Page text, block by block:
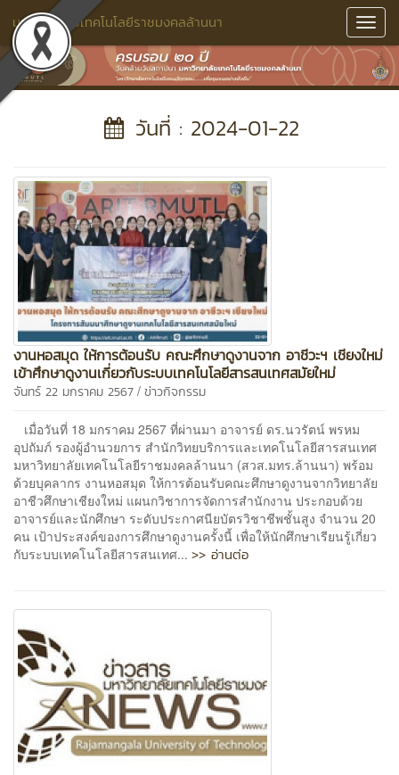
มหาวิทยาลัยเทคโนโลยีราชมงคลล้านนา
วันที่ : 2024-01-22
งานหอสมุด ให้การต้อนรับ คณะศึกษาดูงานจาก อาชีวะฯ เชียงใหม่
เข้าศึกษาดูงานเกี่ยวกับระบบเทคโนโลยีสารสนเทศสมัยใหม่
จันทร์ 22 มกราคม 2567 / ข่าวกิจกรรม
เมื่อวันที่ 18 มกราคม 2567 ที่ผ่านมา อาจารย์ ดร.นวรัตน์ พรหม
อุปถัมภ์ รองผู้อำนวยการ สำนักวิทยบริการและเทคโนโลยีสารสนเทศ
มหาวิทยาลัยเทคโนโลยีราชมงคลล้านนา (สวส.มทร.ล้านนา) พร้อม
ด้วยบุคลากร งานหอสมุด ให้การต้อนรับคณะศึกษาดูงานจากวิทยาลัย
อาชีวศึกษาเชียงใหม่ แผนกวิชาการจัดการสำนักงาน ประกอบด้วย
อาจารย์และนักศึกษา ระดับประกาศนียบัตรวิชาชีพชั้นสูง จำนวน 20
คน เป้าประสงค์ของการศึกษาดูงานครั้งนี้ เพื่อให้นักศึกษาเรียนรู้เกี่ยว
กับระบบเทคโนโลยีสารสนเทศ... >> อ่านต่อ